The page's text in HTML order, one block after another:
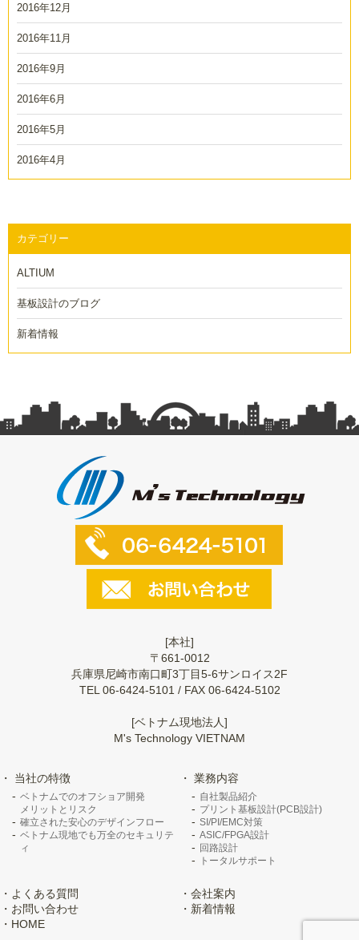
2016年12月
2016年11月
2016年9月
2016年6月
2016年5月
2016年4月
カテゴリー
ALTIUM
基板設計のブログ
新着情報
[本社]
〒661-0012
兵庫県尼崎市南口町3丁目5-6サンロイス2F
TEL 06-6424-5101 / FAX 06-6424-5102
[ベトナム現地法人]
M's Technology VIETNAM
当社の特徴
ベトナムでのオフショア開発
メリットとリスク
確立された安心のデザインフロー
ベトナム現地でも万全のセキュリテ
ィ
業務内容
自社製品紹介
プリント基板設計(PCB設計)
SI/PI/EMC対策
ASIC/FPGA設計
回路設計
トータルサポート
よくある質問
会社案内
お問い合わせ
新着情報
HOME